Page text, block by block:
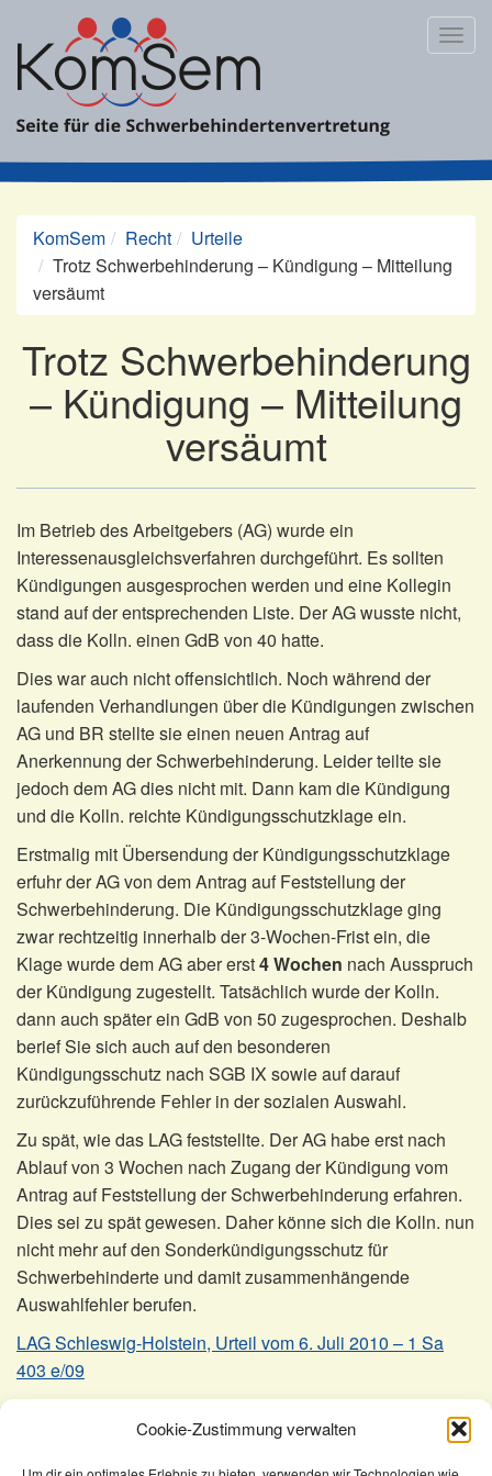
Cookie-Zustimmung verwalten
Inhalt
springen
KomSem Recht
Urteile
Trotz Schwerbehinderung – Kündigung – Mitteilung
versäumt
Trotz Schwerbehinderung
– Kündigung – Mitteilung
versäumt
Im Betrieb des Arbeitgebers (AG) wurde ein
Interessenausgleichsverfahren durchgeführt. Es sollten
Kündigungen ausgesprochen werden und eine Kollegin
stand auf der entsprechenden Liste. Der AG wusste nicht,
dass die Kolln. einen GdB von 40 hatte.
Dies war auch nicht offensichtlich. Noch während der
laufenden Verhandlungen über die Kündigungen zwischen
AG und BR stellte sie einen neuen Antrag auf
Anerkennung der Schwerbehinderung. Leider teilte sie
jedoch dem AG dies nicht mit. Dann kam die Kündigung
und die Kolln. reichte Kündigungsschutzklage ein.
Erstmalig mit Übersendung der Kündigungsschutzklage
erfuhr der AG von dem Antrag auf Feststellung der
Schwerbehinderung. Die Kündigungsschutzklage ging
zwar rechtzeitig innerhalb der 3-Wochen-Frist ein, die
Klage wurde dem AG aber erst4 Wochen nach Ausspruch
der Kündigung zugestellt. Tatsächlich wurde der Kolln.
dann auch später ein GdB von 50 zugesprochen. Deshalb
berief Sie sich auch auf den besonderen
Kündigungsschutz nach SGB IX sowie auf darauf
zurückzuführende Fehler in der sozialen Auswahl.
Zu spät, wie das LAG feststellte. Der AG habe erst nach
Ablauf von 3 Wochen nach Zugang der Kündigung vom
Antrag auf Feststellung der Schwerbehinderung erfahren.
Dies sei zu spät gewesen. Daher könne sich die Kolln. nun
nicht mehr auf den Sonderkündigungsschutz für
Schwerbehinderte und damit zusammenhängende
Auswahlfehler berufen.
LAG Schleswig-Holstein, Urteil vom 6. Juli 2010 – 1 Sa
403 e/09